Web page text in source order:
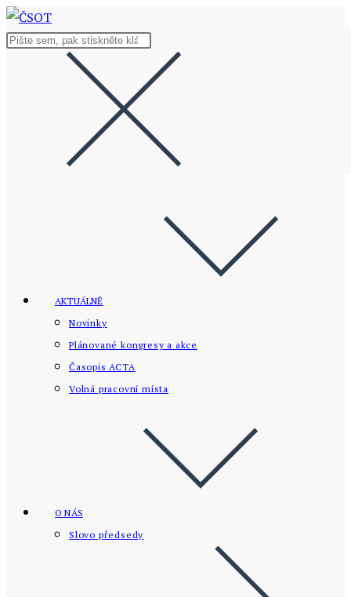
Přejít
k
Hledat
AKTUÁLNĚ
Novinky
Plánované kongresy a akce
Časopis ACTA
Volná pracovní místa
O NÁS
Slovo předsedy